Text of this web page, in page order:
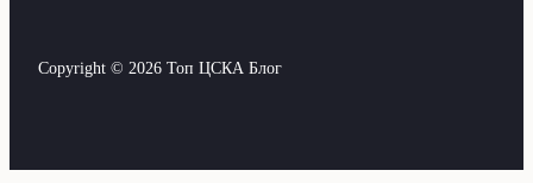
Copyright © 2026 Топ ЦСКА Блог